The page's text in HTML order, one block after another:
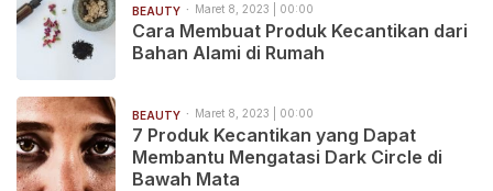
BEAUTY Maret 8, 2023 | 00:00
Cara Membuat Produk Kecantikan dari
Bahan Alami di Rumah
BEAUTY Maret 8, 2023 | 00:00
7 Produk Kecantikan yang Dapat
Membantu Mengatasi Dark Circle di
Bawah Mata